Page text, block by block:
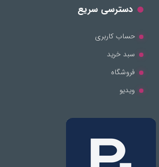
دسترسی سریع
حساب کاربری
سبد خرید
فروشگاه
ویدیو